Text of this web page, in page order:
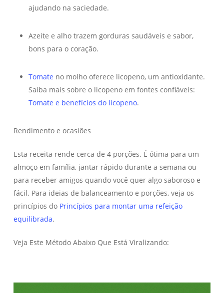
ajudando na saciedade.
Azeite e alho trazem gorduras saudáveis e sabor,
bons para o coração.
Tomate no molho oferece licopeno, um antioxidante.
Saiba mais sobre o licopeno em fontes confiáveis:
Tomate e benefícios do licopeno.
Rendimento e ocasiões
Esta receita rende cerca de 4 porções. É ótima para um
almoço em família, jantar rápido durante a semana ou
para receber amigos quando você quer algo saboroso e
fácil. Para ideias de balanceamento e porções, veja os
princípios do Princípios para montar uma refeição
equilibrada.
Veja Este Método Abaixo Que Está Viralizando: